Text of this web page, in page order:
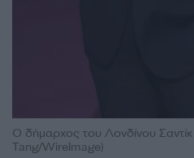
Ο δήμαρχος του Λονδίνου
Tang/WireImage)